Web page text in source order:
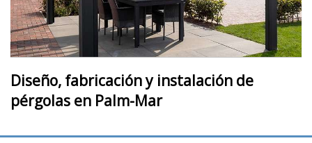
Diseño, fabricación y instalación de
pérgolas en Palm-Mar